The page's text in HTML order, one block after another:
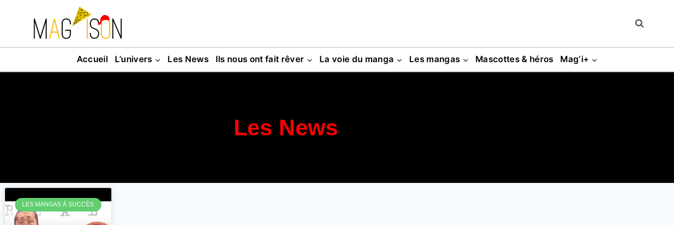
Accueil L’univers Les News Ils nous ont fait rêver La voie du manga Les mangas Mascottes & héros Mag’i+
Les News
LES MANGAS À SUCCÈS